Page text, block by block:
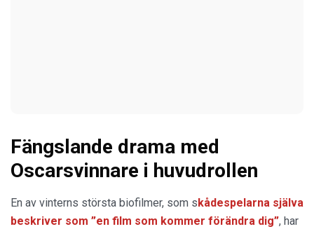
Fängslande drama med
Oscarsvinnare i huvudrollen
En av vinterns största biofilmer, som skådespelarna själva
beskriver som ”en film som kommer förändra dig”, har